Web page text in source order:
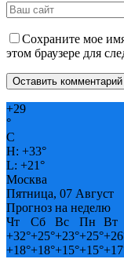
Сохраните мое
этом браузере для
+29
°
C
H: +33°
L: +21°
Москва
Пятница, 07 Август
Прогноз на неделю
Чт
Сб Вс Пн Вт
+32°+25°+23°+25°+
+18°+18°+15°+15°+